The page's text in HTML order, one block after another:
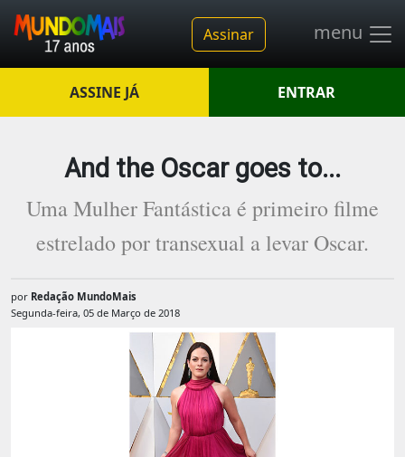
Assinar menu
ASSINE JÁ ENTRAR
And the Oscar goes to...
Uma Mulher Fantástica é primeiro filme
estrelado por transexual a levar Oscar.
por Redação MundoMais
Segunda-feira, 05 de Março de 2018